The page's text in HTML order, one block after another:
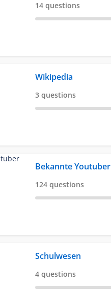
14 questions
Wikipedia
3 questions
Bekannte Youtuber
124 questions
Schulwesen
4 questions